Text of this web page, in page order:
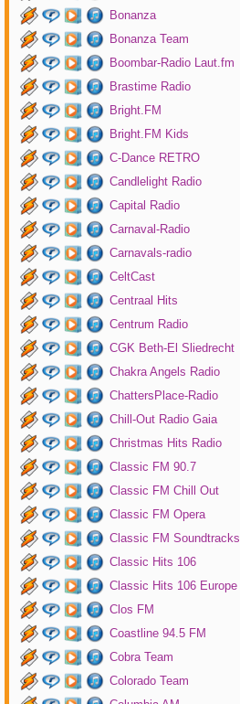
Bonanza
Bonanza Team
Boombar-Radio Laut.fm
Brastime Radio
Bright.FM
Bright.FM Kids
C-Dance RETRO
Candlelight Radio
Capital Radio
Carnaval-Radio
Carnavals-radio
CeltCast
Centraal Hits
Centrum Radio
CGK Beth-El Sliedrecht
Chakra Angels Radio
ChattersPlace-Radio
Chill-Out Radio Gaia
Christmas Hits Radio
Classic FM 90.7
Classic FM Chill Out
Classic FM Opera
Classic FM Soundtracks
Classic Hits 106
Classic Hits 106 Europe
Clos FM
Coastline 94.5 FM
Cobra Team
Colorado Team